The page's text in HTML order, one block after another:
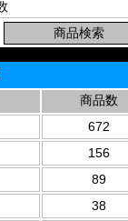
商品数
672
156
89
38